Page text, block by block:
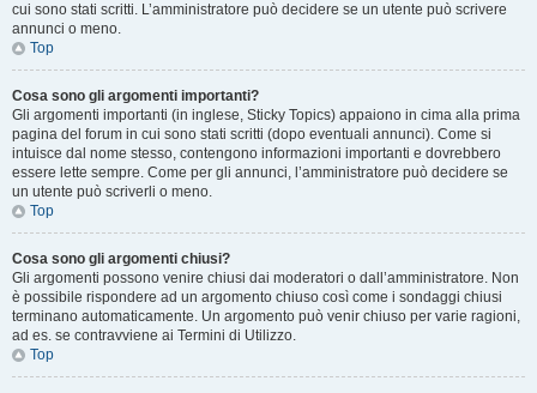
cui sono stati scritti. L’amministratore può decidere se un utente può scrivere
annunci o meno.
Top
Cosa sono gli argomenti importanti?
Gli argomenti importanti (in inglese, Sticky Topics) appaiono in cima alla prima
pagina del forum in cui sono stati scritti (dopo eventuali annunci). Come si
intuisce dal nome stesso, contengono informazioni importanti e dovrebbero
essere lette sempre. Come per gli annunci, l’amministratore può decidere se
un utente può scriverli o meno.
Top
Cosa sono gli argomenti chiusi?
Gli argomenti possono venire chiusi dai moderatori o dall’amministratore. Non
è possibile rispondere ad un argomento chiuso così come i sondaggi chiusi
terminano automaticamente. Un argomento può venir chiuso per varie ragioni,
ad es. se contravviene ai Termini di Utilizzo.
Top